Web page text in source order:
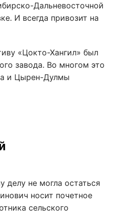
Дальневосточной
И всегда привозит на
«Цокто-Хангил» был
завода. Во многом это
и Цырен-Дулмы
делу не могла остаться
носит почетное
сельского